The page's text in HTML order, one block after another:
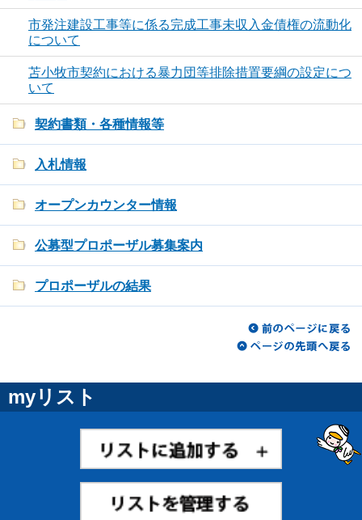
市発注建設工事等に係る完成工事未収入金債権の流動化
について
苫小牧市契約における暴力団等排除措置要綱の設定につ
いて
契約書類・各種情報等
入札情報
オープンカウンター情報
公募型プロポーザル募集案内
プロポーザルの結果
myリスト